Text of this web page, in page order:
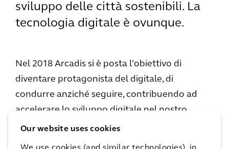
Our website uses cookies
sviluppo delle città sostenibili. La
tecnologia digitale è ovunque.
Nel 2018 Arcadis si è posta l'obiettivo di
diventare protagonista del digitale, di
condurre anziché seguire, contribuendo ad
accelerare lo sviluppo digitale nel nostro
settore. Per realizzare questa ambizione